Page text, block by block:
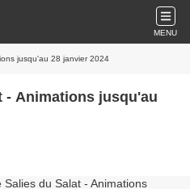
MENU
jusqu'au 28 janvier 2024
- Animations jusqu'au